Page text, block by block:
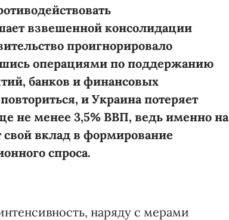
взвешенной консолидации
проигнорировало
операциями по поддержанию
банков и финансовых
и Украина потеряет
не менее 3,5% ВВП, ведь именно на
свой вклад в формирование
спроса.
наряду с мерами